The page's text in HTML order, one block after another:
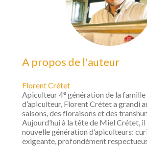
A propos de l'auteur
Florent Crétet
Apiculteur 4ᵉ génération de la
d’apiculteur, Florent Crétet a grandi
saisons, des floraisons et des
Aujourd’hui à la tête de Miel Crétet, il
nouvelle génération d’apiculteurs:
exigeante, profondément